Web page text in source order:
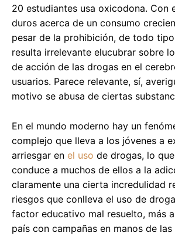
20 estudiantes usa oxicodona. Con
duros acerca de un consumo
pesar de la prohibición, de todo
resulta irrelevante elucubrar sobre
de acción de las drogas en el
usuarios. Parece relevante, sí,
motivo se abusa de ciertas
En el mundo moderno hay un
complejo que lleva a los jóvenes a
arriesgar en el uso de drogas, lo
conduce a muchos de ellos a la
claramente una cierta incredulidad
riesgos que conlleva el uso de
factor educativo mal resuelto, más
país con campañas en manos de